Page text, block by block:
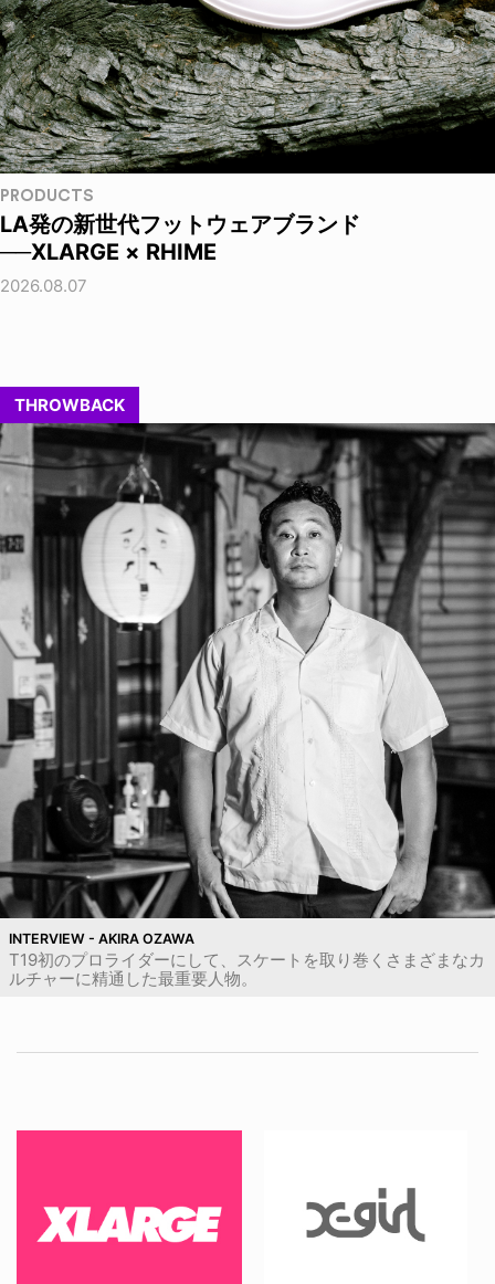
PRODUCTS
LA発の新世代フットウェアブランド
──XLARGE × RHIME
2026.08.07
THROWBACK
INTERVIEW - AKIRA OZAWA
T19初のプロライダーにして、スケートを取り巻くさまざまなカ
ルチャーに精通した最重要人物。